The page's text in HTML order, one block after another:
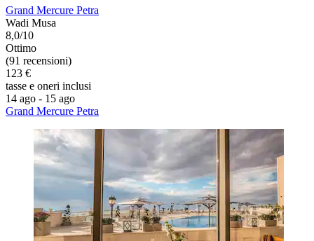
Grand Mercure Petra
Wadi Musa
8,0/10
Ottimo
(91 recensioni)
123 €
tasse e oneri inclusi
14 ago - 15 ago
Grand Mercure Petra